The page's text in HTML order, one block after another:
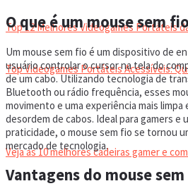
Top 12 Melhores Videogames Portáteis
Top Videogames Portáteis Acessíveis:
CADEIRA GAMER
Veja as 10 melhores cadeiras gamer e
O que é um mouse sem
Um mouse sem fio é um dispositivo de
usuário controlar o cursor na tela do
de um cabo. Utilizando tecnologia de
Bluetooth ou rádio frequência, esses
movimento e uma experiência mais limpa
desordem de cabos. Ideal para gamers e
praticidade, o mouse sem fio se tornou
mercado de tecnologia.
Vantagens do mouse